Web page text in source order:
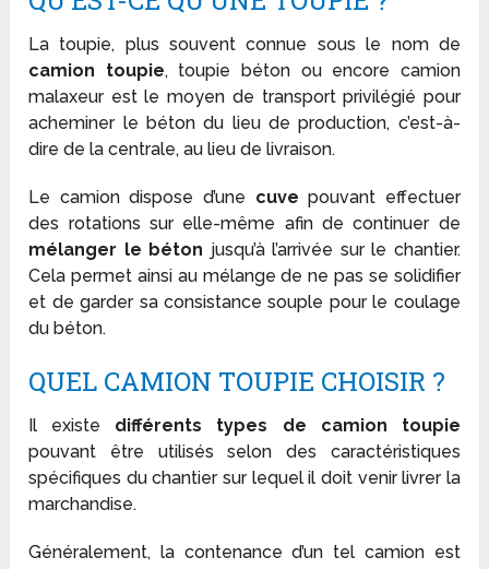
La toupie, plus souvent connue sous le nom de
camion toupie, toupie béton ou encore camion
malaxeur est le moyen de transport privilégié pour
acheminer le béton du lieu de production, c’est-à-
dire de la centrale, au lieu de livraison.
Le camion dispose d’une cuvepouvant effectuer
des rotations sur elle-même afin de continuer de
mélanger le béton jusqu’à l’arrivée sur le chantier.
Cela permet ainsi au mélange de ne pas se solidifier
et de garder sa consistance souple pour le coulage
du béton.
QUEL CAMION TOUPIE CHOISIR ?
Il existe différents types de camion toupie
pouvant être utilisés selon des caractéristiques
spécifiques du chantier sur lequel il doit venir livrer la
marchandise.
Généralement, la contenance d’un tel camion est